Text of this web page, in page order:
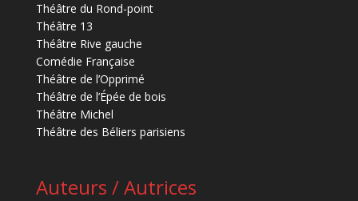
Théâtre du Rond-point
Théâtre 13
Théâtre Rive gauche
Comédie Française
Théâtre de l’Opprimé
Théâtre de l’Épée de bois
Théâtre Michel
Théâtre des Béliers parisiens
Auteurs / Autrices